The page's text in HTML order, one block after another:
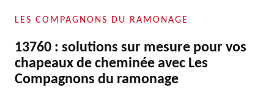
LES COMPAGNONS DU RAMONAGE
13760 : solutions sur mesure pour vos
chapeaux de cheminée avec Les
Compagnons du ramonage